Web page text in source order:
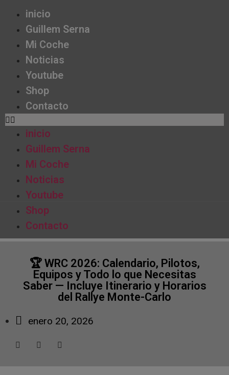
inicio
Guillem Serna
Mi Coche
Noticias
Youtube
Shop
Contacto
inicio
Guillem Serna
Mi Coche
Noticias
Youtube
Shop
Contacto
🏆 WRC 2026: Calendario, Pilotos,
Equipos y Todo lo que Necesitas
Saber — Incluye Itinerario y Horarios
del Rallye Monte-Carlo
enero 20, 2026